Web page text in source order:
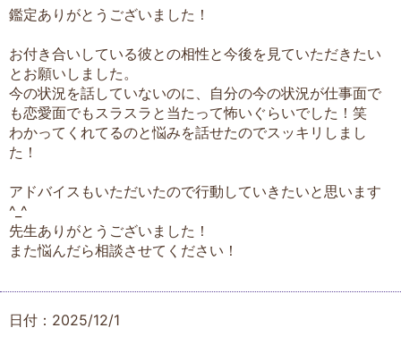
鑑定ありがとうございました！
お付き合いしている彼との相性と今後を見ていただきたい
とお願いしました。
今の状況を話していないのに、自分の今の状況が仕事面で
も恋愛面でもスラスラと当たって怖いぐらいでした！笑
わかってくれてるのと悩みを話せたのでスッキリしまし
た！
アドバイスもいただいたので行動していきたいと思います
^_^
先生ありがとうございました！
また悩んだら相談させてください！
日付：2025/12/1